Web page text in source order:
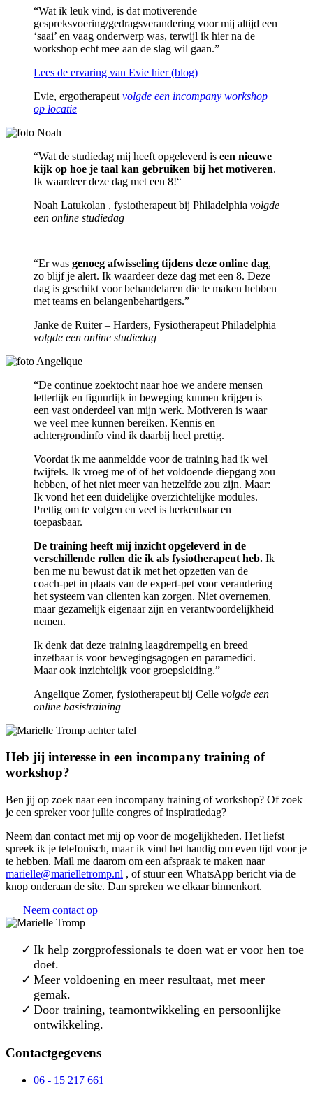
“Wat ik leuk vind, is dat motiverende
gespreksvoering/gedragsverandering voor mij altijd een
‘saai’ en vaag onderwerp was, terwijl ik hier na de
workshop echt mee aan de slag wil gaan.”
Lees de ervaring van Evie hier (blog)
Evie, ergotherapeut volgde een incompany workshop
op locatie
“Wat de studiedag mij heeft opgeleverd is een nieuwe
kijk op hoe je taal kan gebruiken bij het motiveren.
Ik waardeer deze dag met een 8!“
Noah Latukolan , fysiotherapeut bij Philadelphia volgde
een online studiedag
“Er was genoeg afwisseling tijdens deze online dag,
zo blijf je alert. Ik waardeer deze dag met een 8. Deze
dag is geschikt voor behandelaren die te maken hebben
met teams en belangenbehartigers.”
Janke de Ruiter – Harders, Fysiotherapeut Philadelphia
volgde een online studiedag
“De continue zoektocht naar hoe we andere mensen
letterlijk en figuurlijk in beweging kunnen krijgen is
een vast onderdeel van mijn werk. Motiveren is waar
we veel mee kunnen bereiken. Kennis en
achtergrondinfo vind ik daarbij heel prettig.
Voordat ik me aanmeldde voor de training had ik wel
twijfels. Ik vroeg me of of het voldoende diepgang zou
hebben, of het niet meer van hetzelfde zou zijn. Maar:
Ik vond het een duidelijke overzichtelijke modules.
Prettig om te volgen en veel is herkenbaar en
toepasbaar.
De training heeft mij inzicht opgeleverd in de
verschillende rollen die ik als fysiotherapeut heb. Ik
ben me nu bewust dat ik met het opzetten van de
coach-pet in plaats van de expert-pet voor verandering
het systeem van clienten kan zorgen. Niet overnemen,
maar gezamelijk eigenaar zijn en verantwoordelijkheid
nemen.
Ik denk dat deze training laagdrempelig en breed
inzetbaar is voor bewegingsagogen en paramedici.
Maar ook inzichtelijk voor groepsleiding.”
Angelique Zomer, fysiotherapeut bij Celle volgde een
online basistraining
Heb jij interesse in een incompany training of
workshop?
Ben jij op zoek naar een incompany training of workshop? Of zoek
je een spreker voor jullie congres of inspiratiedag?
Neem dan contact met mij op voor de mogelijkheden. Het liefst
spreek ik je telefonisch, maar ik vind het handig om even tijd voor je
te hebben. Mail me daarom om een afspraak te maken naar
marielle@marielletromp.nl , of stuur een WhatsApp bericht via de
knop onderaan de site. Dan spreken we elkaar binnenkort.
Neem contact op
Ik help zorgprofessionals te doen wat er voor hen toe
doet.
Meer voldoening en meer resultaat, met meer
gemak.
Door training, teamontwikkeling en persoonlijke
ontwikkeling.
Contactgegevens
06 - 15 217 661